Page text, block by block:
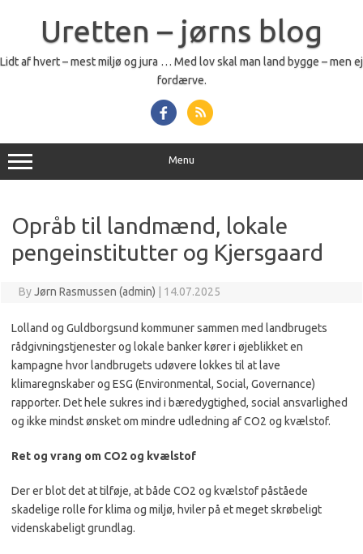
Uretten – jørns blog
Lidt af hvert – mest miljø og jura … Med lov skal man land bygge – men ej
fordærve.
Menu
Opråb til landmænd, lokale
pengeinstitutter og Kjersgaard
ByJørn Rasmussen (admin) 14.07.2025
Lolland og Guldborgsund kommuner sammen med landbrugets
rådgivningstjenester og lokale banker kører i øjeblikket en
kampagne hvor landbrugets udøvere lokkes til at lave
klimaregnskaber og ESG (Environmental, Social, Governance)
rapporter. Det hele sukres ind i bæredygtighed, social ansvarlighed
og ikke mindst ønsket om mindre udledning af CO2 og kvælstof.
Ret og vrang om CO2 og kvælstof
Der er blot det at tilføje, at både CO2 og kvælstof påståede
skadelige rolle for klima og miljø, hviler på et meget skrøbeligt
videnskabeligt grundlag.